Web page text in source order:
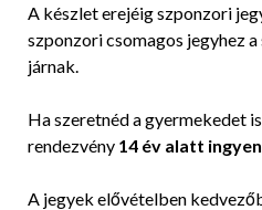
A készlet erejéig szponzori
szponzori csomagos jegyhez
járnak.
Ha szeretnéd a gyermekedet
rendezvény 14 év alatt
A jegyek elővételben